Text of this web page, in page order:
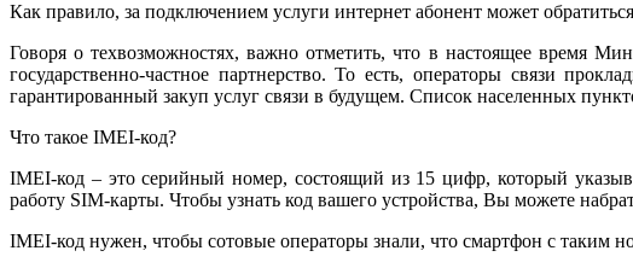
Как правило, за подключением услуги интернет абонент может
Говоря о техвозможностях, важно отметить, что в настоящее время
государственно-частное партнерство. То есть, операторы связи
гарантированный закуп услуг связи в будущем. Список населенных
Что такое IMEI-код?
IMEI-код – это серийный номер, состоящий из 15 цифр, который
работу SIM-карты. Чтобы узнать код вашего устройства, Вы можете
IMEI-код нужен, чтобы сотовые операторы знали, что смартфон с таким